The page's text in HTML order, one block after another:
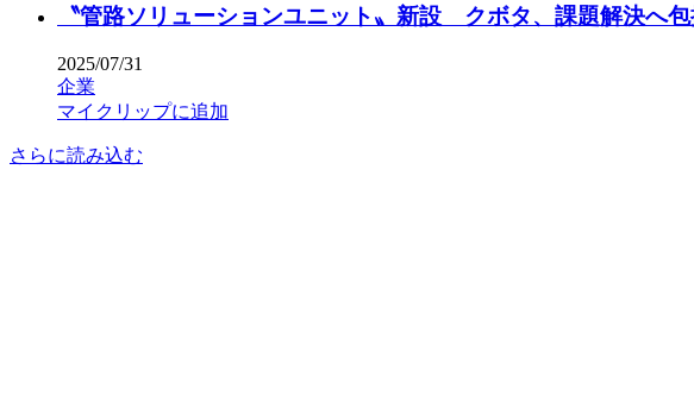
〝管路ソリューションユニット〟新設 クボタ、課題解決へ
2025/07/31
企業
マイクリップに追加
さらに読み込む